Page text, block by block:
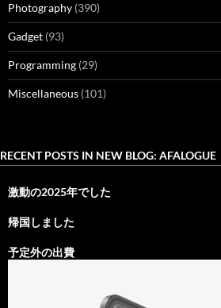
Photography (390)
Gadget (93)
Programming (29)
Miscellaneous (101)
RECENT POSTS IN NEW BLOG: AFALOGUE
激動の2025年でした
帰国しました
予定外の出費